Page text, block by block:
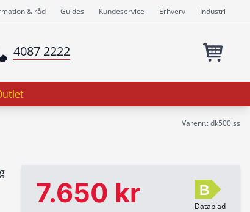
& råd Guides Kundeservice Erhverv Industri
4087 2222
Varenr.: dk500iss
7.650 kr B
Datablad